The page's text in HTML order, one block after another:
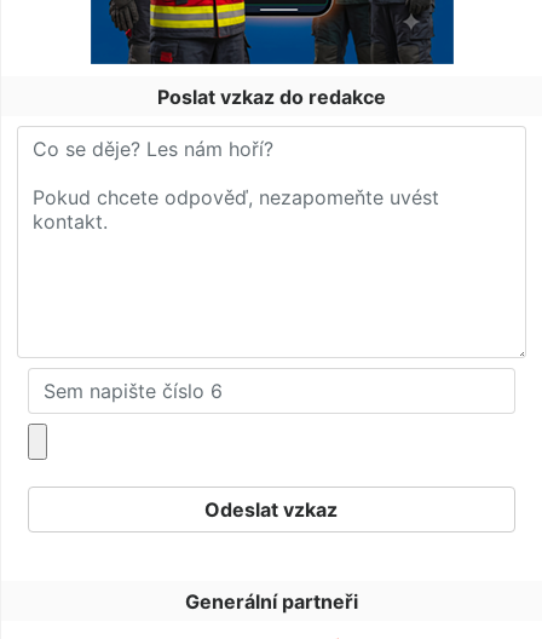
Poslat vzkaz do redakce
Generální partneři